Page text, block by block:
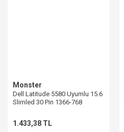
Monster
Dell Latitude 5580 Uyumlu 15.6
Slimled 30 Pin 1366-768
1.433,38 TL